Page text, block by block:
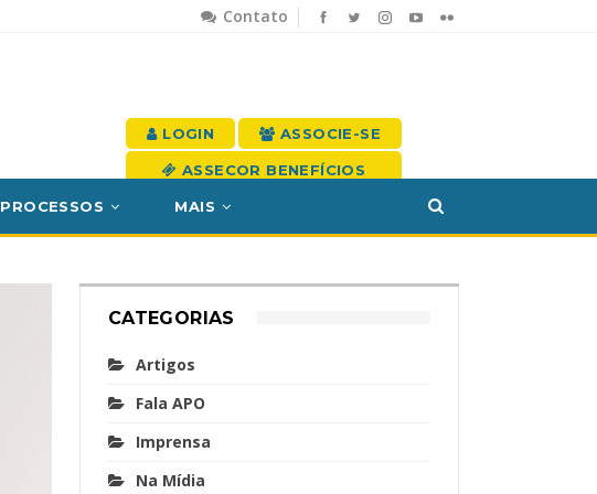
Contato
LOGIN ASSOCIE-SE
ASSECOR BENEFÍCIOS
PROCESSOS MAIS
CATEGORIAS
Artigos
Fala APO
Imprensa
Na Mídia